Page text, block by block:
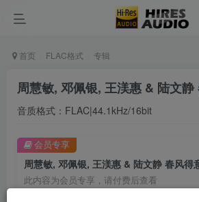
首页 FLAC格式 专辑
周慧敏, 邓佩银, 王渼惠 & 陆文静
音质格式：FLAC|44.1kHz/16bit
周慧敏, 邓佩银, 王渼惠 & 陆文静 春风得
此内容为会员专享，请付费后查看
会员专享